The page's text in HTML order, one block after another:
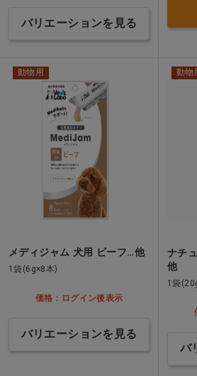
バリエーションを見る
動物用
メディジャム 犬用 ビーフ…他
1袋(6g×8本)
価格：ログイン後表示
バリエーションを見る
動物
ナチ
他
1袋
バ